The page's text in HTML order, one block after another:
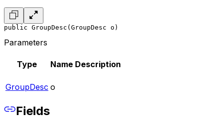
public GroupDesc(GroupDesc o)
Parameters
Type Name Description
GroupDesc o
Fields